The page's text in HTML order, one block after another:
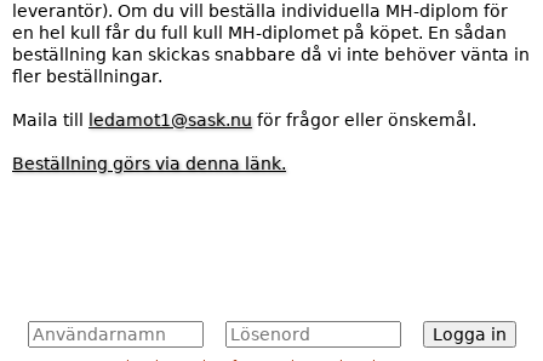
f
o
d
a
a
leverantör). Om du vill beställa individuella MH-diplom för
en hel kull får du full kull MH-diplomet på köpet. En sådan
beställning kan skickas snabbare då vi inte behöver vänta in
fler beställningar.
Maila till ledamot1@sask.nu för frågor eller önskemål.
Beställning görs via denna länk.
A
n
L
ö